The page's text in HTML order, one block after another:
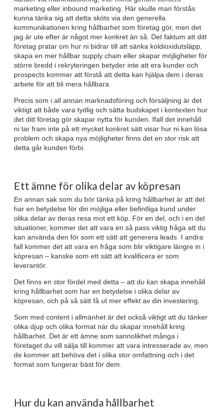
marketing eller inbound marketing. Här skulle man förstås
kunna tänka sig att detta sköts via den generella
kommunikationen kring hållbarhet som företag gör, men det
jag är ute efter är något mer konkret än så. Det faktum att ditt
företag pratar om hur ni bidrar till att sänka koldioxidutsläpp,
skapa en mer hållbar supply chain eller skapar möjligheter för
större bredd i rekryteringen betyder inte att era kunder och
prospects kommer att förstå att detta kan hjälpa dem i deras
arbete för att bli mera hållbara.
Precis som i all annan marknadsföring och försäljning är det
viktigt att både vara tydlig och sätta budskapet i kontexten hur
det ditt företag gör skapar nytta för kunden. Ifall det innehåll
ni tar fram inte på ett mycket konkret sätt visar hur ni kan lösa
problem och skapa nya möjligheter finns det en stor risk att
detta går kunden förbi.
Ett ämne för olika delar av köpresan
En annan sak som du bör tänka på kring hållbarhet är att det
har en betydelse för din möjliga eller befintliga kund under
olika delar av deras resa mot ett köp. För en del, och i en del
situationer, kommer det att vara en så pass viktig fråga att du
kan använda den för som ett sätt att generera leads. I andra
fall kommer det att vara en fråga som blir viktigare längre in i
köpresan – kanske som ett sätt att kvalificera er som
leverantör.
Det finns en stor fördel med detta – att du kan skapa innehåll
kring hållbarhet som har en betydelse i olika delar av
köpresan, och på så sätt få ut mer effekt av din investering.
Som med content i allmänhet är det också viktigt att du tänker
olika djup och olika format när du skapar innehåll kring
hållbarhet. Det är ett ämne som sannolikhet många i
företaget du vill sälja till kommer att vara intresserade av, men
de kommer att behöva det i olika stor omfattning och i det
format som fungerar bäst för dem.
Hur du kan använda hållbarhet